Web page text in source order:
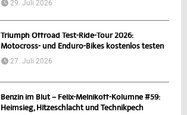
29. Juli 2026
Triumph Offroad Test-Ride-Tour 2026:
Motocross- und Enduro-Bikes kostenlos testen
27. Juli 2026
Benzin im Blut – Felix-Melnikoff-Kolumne #59:
Heimsieg, Hitzeschlacht und Technikpech